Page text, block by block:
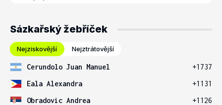
Sázkařský žebříček
Nejziskovější Nejztrátovější
Cerundolo Juan Manuel
+1737
Eala Alexandra
+1131
Obradovic Andrea
+1126